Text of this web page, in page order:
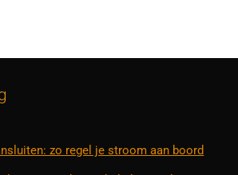
zo regel je stroom aan boord